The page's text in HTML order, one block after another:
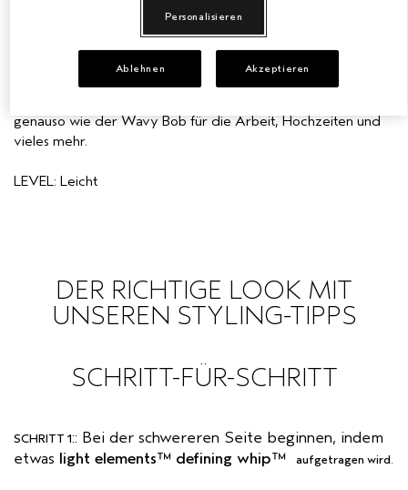
EMPFINDLICHE KOPFHAUT
PURE ABUNDANCE
ALLE KOLLEKTIONEN
HOCHSTECKFRISUR FÜR
KURZES, LOCKIGES HAAR
genauso wie der Wavy Bob für die Arbeit, Hochzeiten und
vieles mehr.
LEVEL: Leicht
DER RICHTIGE LOOK MIT
UNSEREN STYLING-TIPPS
SCHRITT-FÜR-SCHRITT
SCHRITT 1:: Bei der schwereren Seite beginnen, indem
etwas light elements™ defining whip™ aufgetragen wird.
Personalisieren
Ablehnen Akzeptieren